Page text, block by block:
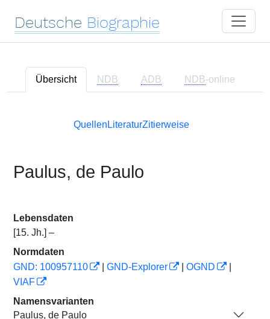
Deutsche Biographie
Übersicht NDB ADB NDB-online
Quellen LiteraturZitierweise
Paulus, de Paulo
Lebensdaten
[15. Jh.] –
Normdaten
GND: 100957110
GND-Explorer OGND
VIAF
Namensvarianten
Paulus, de Paulo